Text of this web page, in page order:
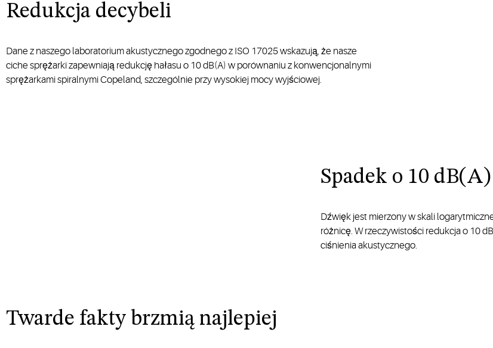
Redukcja decybeli
Dane z naszego laboratorium akustycznego zgodnego z ISO 17025 wskazują, że nasze
ciche sprężarki zapewniają redukcję hałasu o 10 dB(A) w porównaniu z konwencjonalnymi
sprężarkami spiralnymi Copeland, szczególnie przy wysokiej mocy wyjściowej.
Spadek o 10 dB(A)
Dźwięk jest mierzony w skali
różnicę. W rzeczywistości redukcja o 10
ciśnienia akustycznego.
Twarde fakty brzmią najlepiej